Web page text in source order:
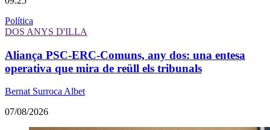
Política
DOS ANYS D'ILLA
Aliança PSC-ERC-Comuns, any dos: una entesa
operativa que mira de reüll els tribunals
Bernat Surroca Albet
07/08/2026